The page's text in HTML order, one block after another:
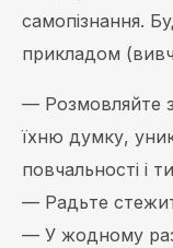
самопізнання.
прикладом
— Розмовляйте
їхню думку,
повчальності і
— Радьте
— У жодному